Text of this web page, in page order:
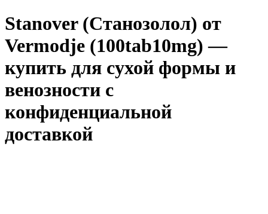
Stanover (Станозолол) от
Vermodje (100tab10mg) —
купить для сухой формы и
венозности с
конфиденциальной
доставкой